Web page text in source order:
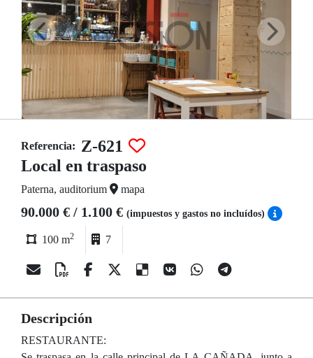
Referencia: Z-621
Local en traspaso
Paterna, auditorium mapa
90.000 € / 1.100 € (impuestos y gastos no incluídos)
100 m2 7
Descripción
RESTAURANTE: